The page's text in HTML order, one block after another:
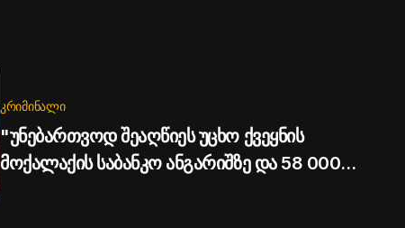
ᲙᲠᲘᲛᲘᲜᲐᲚᲘ
"უნებართვოდ შეაღწიეს უცხო ქვეყნის
მოქალაქის საბანკო ანგარიშზე და 58 000